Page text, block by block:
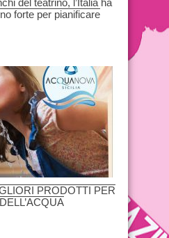
del teatrino, l’Italia ha
forte per pianificare
PRODOTTI PER